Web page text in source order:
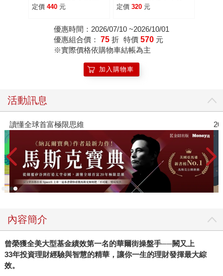
財務規畫
定價 440 元
到內在羅盤
定價 320 元
優惠時間：2026/07/10 ~2026/10/01
優惠組合價： 75 折 特價 570 元
※實際價格依購物車結帳為主
加入購物車
活動訊息
讀懂全球首富極限思維
內容簡介
曾榮獲全美大型基金績效第一名的華爾街操盤手──闕又上
33年投資理財經驗與智慧的精華，讓你一生的理財發揮最大綜
效。